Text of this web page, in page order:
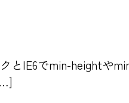
IE6でmin-heightや